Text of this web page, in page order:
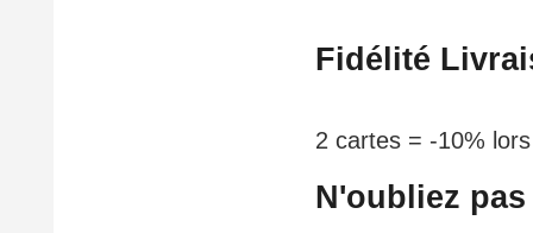
Fidélité
2 cartes = -10%
N'oubliez pas